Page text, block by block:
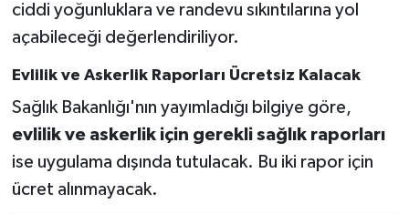
ciddi yoğunluklara ve randevu sıkıntılarına yol
açabileceği değerlendiriliyor.
Evlilik ve Askerlik Raporları Ücretsiz Kalacak
Sağlık Bakanlığı'nın yayımladığı bilgiye göre,
evlilik ve askerlik için gerekli sağlık raporları
ise uygulama dışında tutulacak. Bu iki rapor için
ücret alınmayacak.